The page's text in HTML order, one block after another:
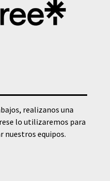
realizanos una
lo utilizaremos para
nuestros equipos.